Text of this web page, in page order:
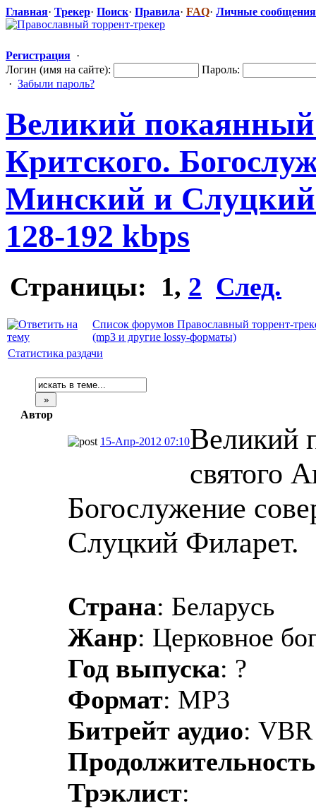
Главная· Трекер· Поиск· Правила· FAQ· Личные сообщения
Регистрация ·
Логин (имя на сайте):
Пароль:
· Забыли пароль?
Великий покаянный
Критского.
Минский и
128-192 kbps
Страницы: 1, 2 След.
Список форумов Православный торрент-
(mp3 и другие lossy-форматы)
Статистика раздачи
Автор
15-Апр-2012 07:10Великий
святого
Богослужение
Слуцкий Филарет.
Страна: Беларусь
Жанр: Церковное
Год выпуска: ?
Формат: MP3
Битрейт аудио:
Продолжительность
Трэклист: